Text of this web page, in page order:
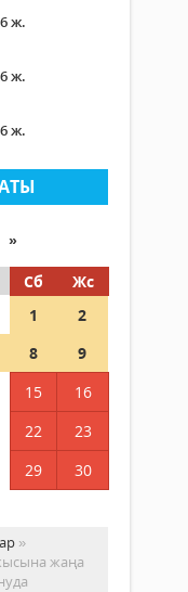
ж.
ж.
ж.
»
Сб
Жс
1
2
8
9
15
16
22
23
29
30
»
жаңа